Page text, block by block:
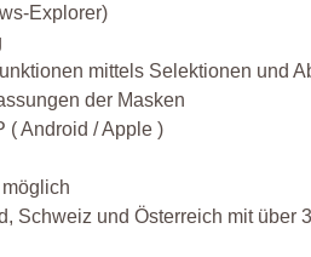
Explorer)
mittels Selektionen und
der Masken
( Android / Apple )
Schweiz und Österreich mit über